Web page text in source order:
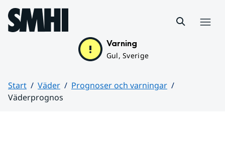
Hoppa till sidans innehåll
Varning
Gul, Sverige
Start Väder
Prognoser och varningar
Väderprognos